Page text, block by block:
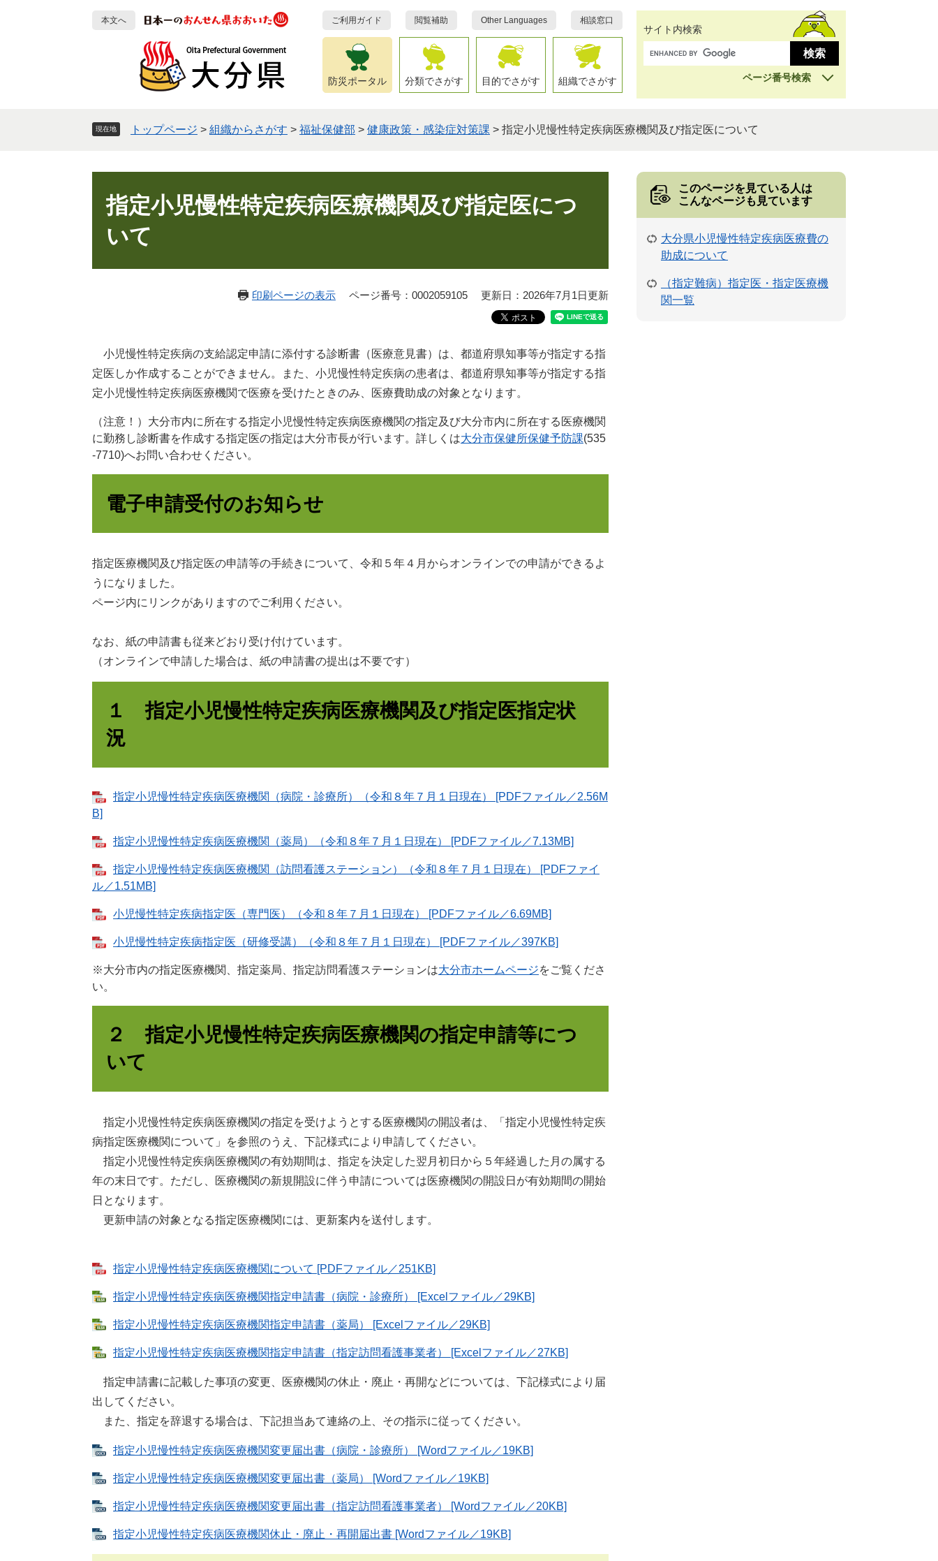
本文へ ご利用ガイド 閲覧補助 Other Languages 相談窓口
防災ポータル 分類でさがす 目的でさがす 組織でさがす
サイト内検索
ページ番号検索
現在地 トップページ > 組織からさがす > 福祉保健部 > 健康政策・感染症対策課 > 指定小児慢性特定疾病医療機関及び指定医について
指定小児慢性特定疾病医療機関及び指定医につ
いて
印刷ページの表示 ページ番号：0002059105 更新日：2026年7月1日更新
小児慢性特定疾病の支給認定申請に添付する診断書（医療意見書）は、都道府県知事等が指定する指
定医しか作成することができません。また、小児慢性特定疾病の患者は、都道府県知事等が指定する指
定小児慢性特定疾病医療機関で医療を受けたときのみ、医療費助成の対象となります。
（注意！）大分市内に所在する指定小児慢性特定疾病医療機関の指定及び大分市内に所在する医療機関
に勤務し診断書を作成する指定医の指定は大分市長が行います。詳しくは大分市保健所保健予防課(535
-7710)へお問い合わせください。
電子申請受付のお知らせ
指定医療機関及び指定医の申請等の手続きについて、令和５年４月からオンラインでの申請ができるよ
うになりました。
ページ内にリンクがありますのでご利用ください。
なお、紙の申請書も従来どおり受け付けています。
（オンラインで申請した場合は、紙の申請書の提出は不要です）
１ 指定小児慢性特定疾病医療機関及び指定医指定状
況
指定小児慢性特定疾病医療機関（病院・診療所）（令和８年７月１日現在） [PDFファイル／2.56M
B]
指定小児慢性特定疾病医療機関（薬局）（令和８年７月１日現在） [PDFファイル／7.13MB]
指定小児慢性特定疾病医療機関（訪問看護ステーション）（令和８年７月１日現在） [PDFファイ
ル／1.51MB]
小児慢性特定疾病指定医（専門医）（令和８年７月１日現在） [PDFファイル／6.69MB]
小児慢性特定疾病指定医（研修受講）（令和８年７月１日現在） [PDFファイル／397KB]
※大分市内の指定医療機関、指定薬局、指定訪問看護ステーションは大分市ホームページをご覧くださ
い。
２ 指定小児慢性特定疾病医療機関の指定申請等につ
いて
指定小児慢性特定疾病医療機関の指定を受けようとする医療機関の開設者は、「指定小児慢性特定疾
病指定医療機関について」を参照のうえ、下記様式により申請してください。
指定小児慢性特定疾病医療機関の有効期間は、指定を決定した翌月初日から５年経過した月の属する
年の末日です。ただし、医療機関の新規開設に伴う申請については医療機関の開設日が有効期間の開始
日となります。
更新申請の対象となる指定医療機関には、更新案内を送付します。
指定小児慢性特定疾病医療機関について [PDFファイル／251KB]
指定小児慢性特定疾病医療機関指定申請書（病院・診療所） [Excelファイル／29KB]
指定小児慢性特定疾病医療機関指定申請書（薬局） [Excelファイル／29KB]
指定小児慢性特定疾病医療機関指定申請書（指定訪問看護事業者） [Excelファイル／27KB]
指定申請書に記載した事項の変更、医療機関の休止・廃止・再開などについては、下記様式により届
出してください。
また、指定を辞退する場合は、下記担当あて連絡の上、その指示に従ってください。
指定小児慢性特定疾病医療機関変更届出書（病院・診療所） [Wordファイル／19KB]
指定小児慢性特定疾病医療機関変更届出書（薬局） [Wordファイル／19KB]
指定小児慢性特定疾病医療機関変更届出書（指定訪問看護事業者） [Wordファイル／20KB]
指定小児慢性特定疾病医療機関休止・廃止・再開届出書 [Wordファイル／19KB]
このページを見ている人は
こんなページも見ています
大分県小児慢性特定疾病医療費の
助成について
（指定難病）指定医・指定医療機
関一覧